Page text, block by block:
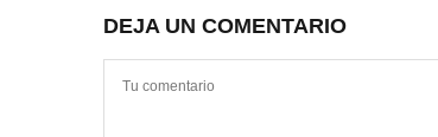
DEJA UN COMENTARIO